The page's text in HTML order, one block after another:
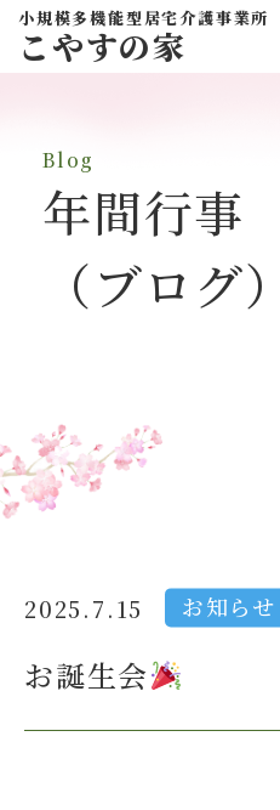
小規模多機能型居宅介護事業所
こやすの家
Blog
年間行事
（ブログ）
2025.7.15 お知らせ
お誕生会